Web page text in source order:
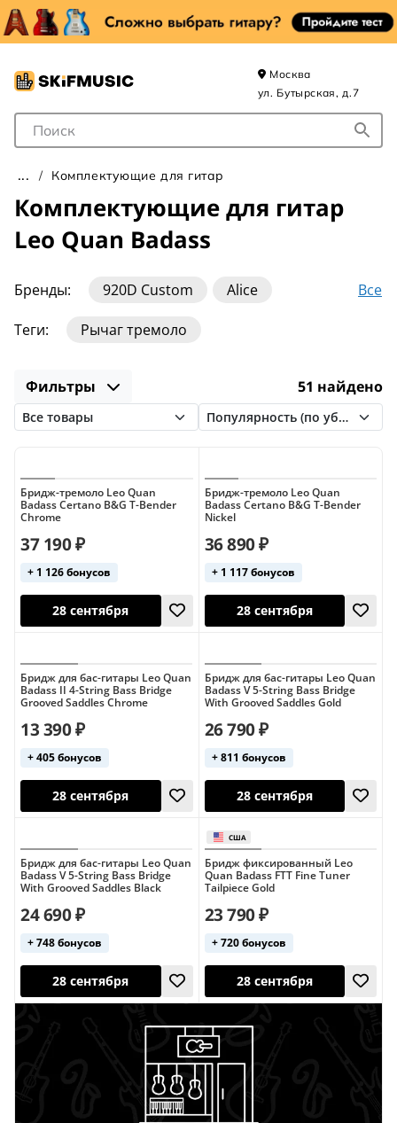
Поле для Поиска
Москва
ул. Бутырская, д.7
Комплектующие для гитар
Комплектующие для гитар
Leo Quan Badass
Бренды: Все
920D Custom
Alice
All Parts
Graph Tech
Leo Quan Badass
Metallor
Musiclily
Seymour Duncan
Tesla
Теги: Рычаг тремоло
Фильтры 51 найдено
Бридж-тремоло Leo Quan
Badass Certano B&G T-Bender
Chrome
37 190 ₽
+ 1 126 бонусов
28 сентября
Бридж-тремоло Leo Quan
Badass Certano B&G T-Bender
Nickel
36 890 ₽
+ 1 117 бонусов
28 сентября
Бридж для бас-гитары Leo Quan
Badass II 4-String Bass Bridge
Grooved Saddles Chrome
13 390 ₽
+ 405 бонусов
28 сентября
Бридж для бас-гитары Leo Quan
Badass V 5-String Bass Bridge
With Grooved Saddles Gold
26 790 ₽
+ 811 бонусов
28 сентября
Бридж для бас-гитары Leo Quan
Badass V 5-String Bass Bridge
With Grooved Saddles Black
24 690 ₽
+ 748 бонусов
Бридж фиксированный Leo
Quan Badass FTT Fine Tuner
Tailpiece Gold
23 790 ₽
+ 720 бонусов